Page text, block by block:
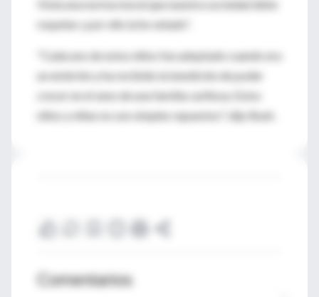
Viola una norma moral que nuestra sociedad debe
respetar y por ello la he vetado".
"Cada uno de estos niños fue adoptado cuando era
un embrión y ha recibido la bendición de poder
crecer en el seno de una familia cariñosa. Estos
niños y niñas no son simples repuestos", dijo Bush.
Comentarios